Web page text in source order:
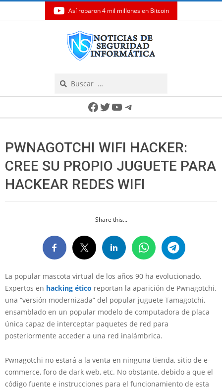
Así robaron 4 mil millones en Bitcoin
Facebook
Twitter
YouTube
Telegram
PWNAGOTCHI WIFI HACKER:
CREE SU PROPIO JUGUETE PARA
HACKEAR REDES WIFI
Share this...
La popular mascota virtual de los años 90 ha evolucionado.
Expertos en hacking ético reportan la aparición de Pwnagotchi,
una “versión modernizada” del popular juguete Tamagotchi,
ensamblado en un popular modelo de computadora de placa
única capaz de interceptar paquetes de red para
posteriormente acceder a una red inalámbrica.
Pwnagotchi no estará a la venta en ninguna tienda, sitio de e-
commerce, foro de dark web, etc. No obstante, debido a que el
código fuente e instrucciones para el funcionamiento de esta